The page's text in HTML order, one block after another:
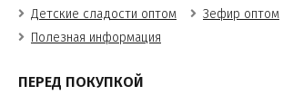
Детские сладости оптом
Зефир оптом
Полезная информация
ПЕРЕД ПОКУПКОЙ